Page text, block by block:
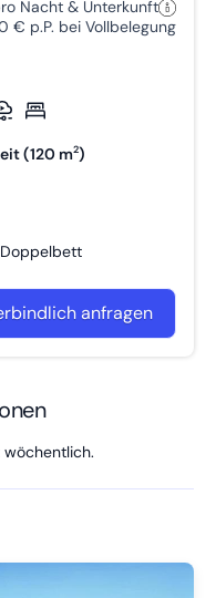
Nacht & Unterkunft
€ p.P. bei Vollbelegung
(120 m2)
Doppelbett
anfragen
wöchentlich.